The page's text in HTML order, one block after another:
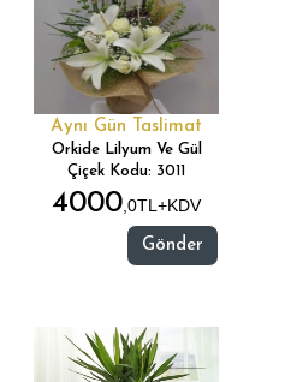
Aynı Gün Taslimat
Orkide Lilyum Ve Gül
Çiçek Kodu: 3011
4000,0TL+KDV
Gönder